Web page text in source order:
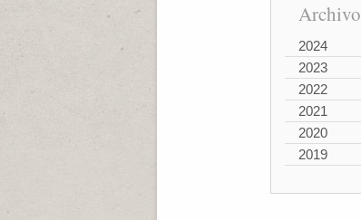
Archivo
2024
2023
2022
2021
2020
2019